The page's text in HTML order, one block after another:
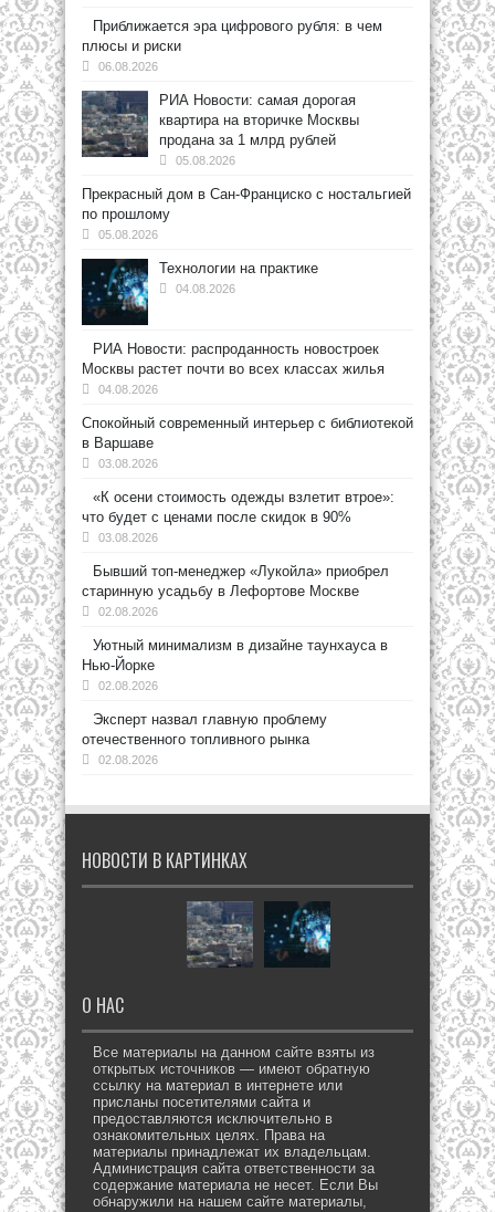
Приближается эра цифрового рубля: в чем
плюсы и риски
06.08.2026
РИА Новости: самая дорогая
квартира на вторичке Москвы
продана за 1 млрд рублей
05.08.2026
Прекрасный дом в Сан-Франциско с ностальгией
по прошлому
05.08.2026
Технологии на практике
04.08.2026
РИА Новости: распроданность новостроек
Москвы растет почти во всех классах жилья
04.08.2026
Спокойный современный интерьер с библиотекой
в Варшаве
03.08.2026
«К осени стоимость одежды взлетит втрое»:
что будет с ценами после скидок в 90%
03.08.2026
Бывший топ-менеджер «Лукойла» приобрел
старинную усадьбу в Лефортове Москве
02.08.2026
Уютный минимализм в дизайне таунхауса в
Нью-Йорке
02.08.2026
Эксперт назвал главную проблему
отечественного топливного рынка
02.08.2026
НОВОСТИ В КАРТИНКАХ
О НАС
Все материалы на данном сайте взяты из
открытых источников — имеют обратную
ссылку на материал в интернете или
присланы посетителями сайта и
предоставляются исключительно в
ознакомительных целях. Права на
материалы принадлежат их владельцам.
Администрация сайта ответственности за
содержание материала не несет. Если Вы
обнаружили на нашем сайте материалы,